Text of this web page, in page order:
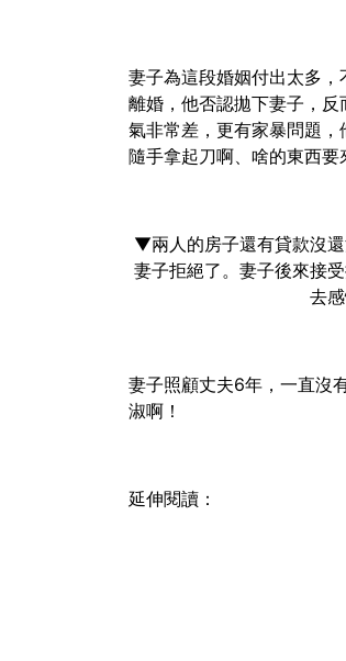
妻子為這段婚姻付出太多
離婚，他否認拋下妻子，
氣非常差，更有家暴問題，
隨手拿起刀啊、啥的東西要
▼兩人的房子還有貸款沒
妻子拒絕了。妻子後來接
去
妻子照顧丈夫6年，一直沒
淑啊！
延伸閱讀：